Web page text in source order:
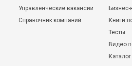
Управленческие вакансии
Справочник компаний
Книги
Тесты
Видео